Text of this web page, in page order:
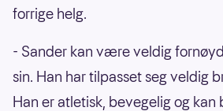
forrige helg.
- Sander kan være veldig
sin. Han har tilpasset seg veldig
Han er atletisk, bevegelig og kan